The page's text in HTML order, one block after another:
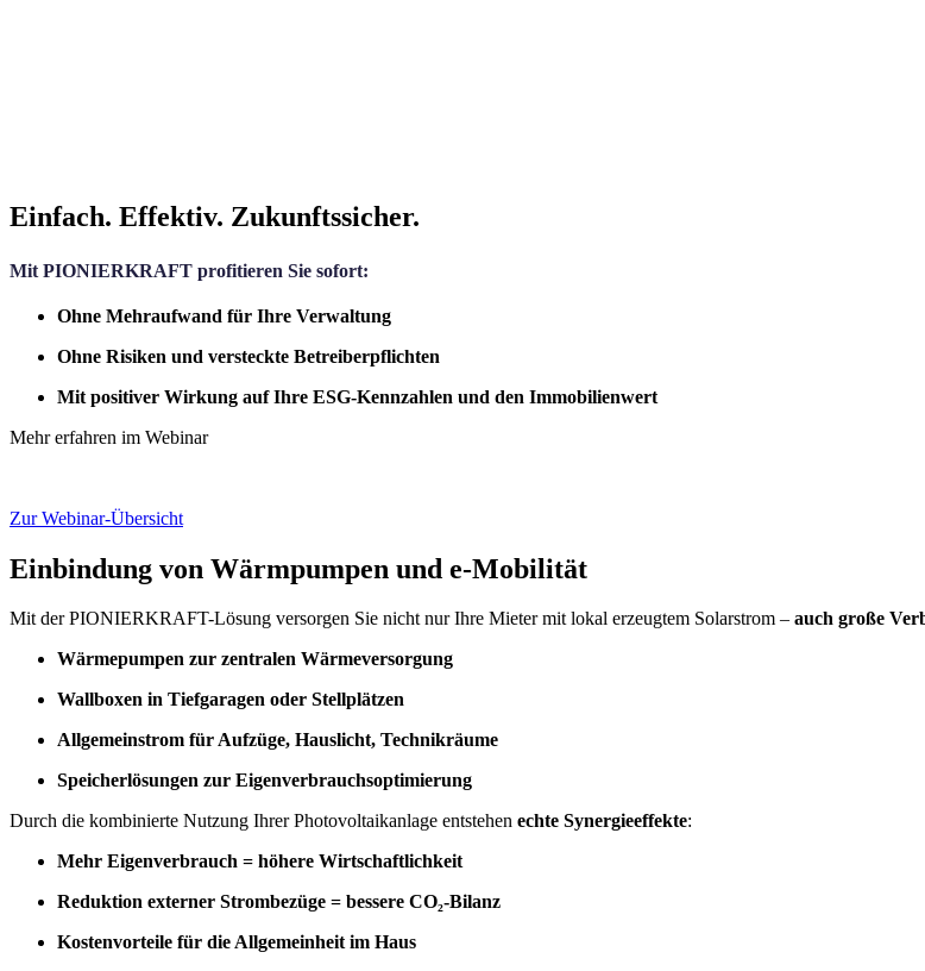
Einfach. Effektiv. Zukunftssicher.
Mit PIONIERKRAFT profitieren Sie sofort:
Ohne Mehraufwand für Ihre Verwaltung
Ohne Risiken und versteckte Betreiberpflichten
Mit positiver Wirkung auf Ihre ESG-Kennzahlen und den Immobilienwert
Mehr erfahren im Webinar
Zur Webinar-Übersicht
Einbindung von Wärmpumpen und e-Mobilität
Mit der PIONIERKRAFT-Lösung versorgen Sie nicht nur Ihre Mieter mit lokal erzeugtem Solarstrom – auch große
Wärmepumpen zur zentralen Wärmeversorgung
Wallboxen in Tiefgaragen oder Stellplätzen
Allgemeinstrom für Aufzüge, Hauslicht, Technikräume
Speicherlösungen zur Eigenverbrauchsoptimierung
Durch die kombinierte Nutzung Ihrer Photovoltaikanlage entstehen echte Synergieeffekte:
Mehr Eigenverbrauch = höhere Wirtschaftlichkeit
Reduktion externer Strombezüge = bessere CO₂-Bilanz
Kostenvorteile für die Allgemeinheit im Haus